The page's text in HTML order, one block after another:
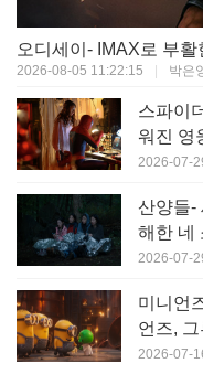
2026-08-05 11:22:15 박은
스파이
워진 영
르다 (
2026-07-
산양들-
해한 네
2026-07-
미니언
언즈, 그
7 | 작품
2026-07-